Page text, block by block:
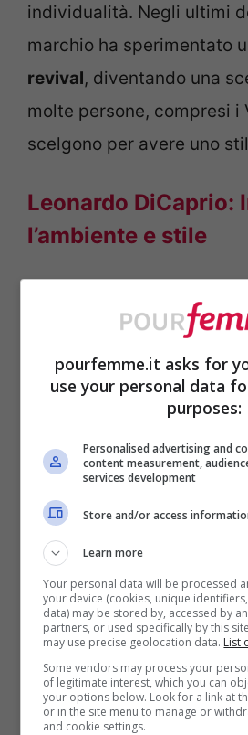
individualità. Negli ultimi
marchio ha sperimentato
revival, diventando una
molte persone, compresi i
scelgono per avere uno
Leonardo DiCaprio:
l’ambiente e stile
L’attore premio Oscar è
impegno per l’ambiente e
eco-sostenibile. DiCaprio
suo amore per le
in diverse occasioni
scelto il comfort offerto
ciabatte, ma ha anche
della sostenibilità che
Birkenstock promuove. Il
non può rinunciare è
delleBirkenstock Arizona
Kristen Stewart:
senza fronzoli
pourfemme.it asks for
use your personal data
purposes:
Personalised advertising and
content measurement,
services development
Store and/or access
Learn more
Your personal data will be processed
your device (cookies, unique
data) may be stored by, accessed by
partners, or used specifically by this
may use precise geolocation data. List
Some vendors may process your
of legitimate interest, which you can
your options below. Look for a link at
or in the site menu to manage or
and cookie settings.